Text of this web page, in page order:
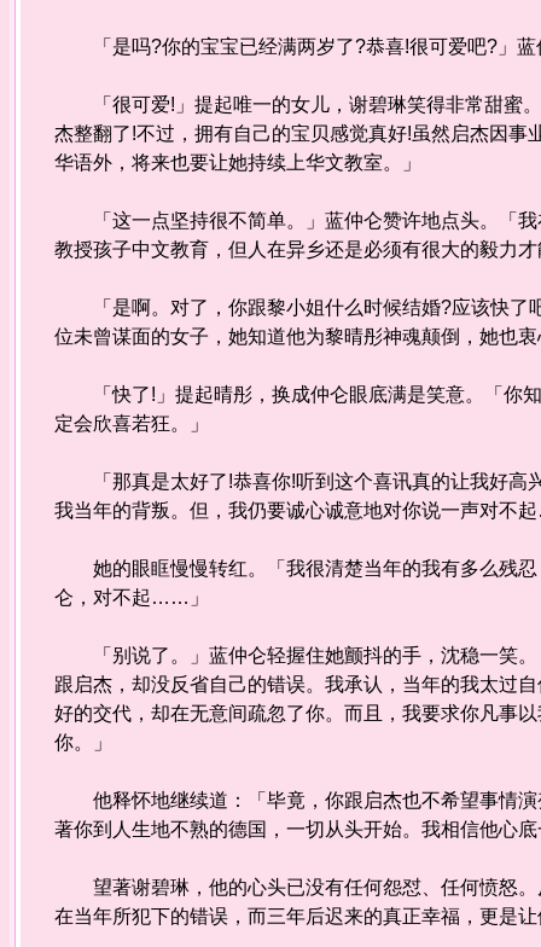
「是吗?你的宝宝已经满两岁了?恭喜!很可爱吧?」蓝
「很可爱!」提起唯一的女儿，谢碧琳笑得非常甜蜜
杰整翻了!不过，拥有自己的宝贝感觉真好!虽然启杰因
华语外，将来也要让她持续上华文教室。」
「这一点坚持很不简单。」蓝仲仑赞许地点头。「我
教授孩子中文教育，但人在异乡还是必须有很大的毅力
「是啊。对了，你跟黎小姐什么时候结婚?应该快了
位未曾谋面的女子，她知道他为黎晴彤神魂颠倒，她也
「快了!」提起晴彤，换成仲仑眼底满是笑意。「你
定会欣喜若狂。」
「那真是太好了!恭喜你!听到这个喜讯真的让我好高
我当年的背叛。但，我仍要诚心诚意地对你说一声对
她的眼眶慢慢转红。「我很清楚当年的我有多么残忍
仑，对不起……」
「别说了。」蓝仲仑轻握住她颤抖的手，沈稳一笑。
跟启杰，却没反省自己的错误。我承认，当年的我太过
好的交代，却在无意间疏忽了你。而且，我要求你凡事
你。」
他释怀地继续道：「毕竟，你跟启杰也不希望事情演
著你到人生地不熟的德国，一切从头开始。我相信他心
望著谢碧琳，他的心头已没有任何怨怼、任何愤怒。
在当年所犯下的错误，而三年后迟来的真正幸福，更是